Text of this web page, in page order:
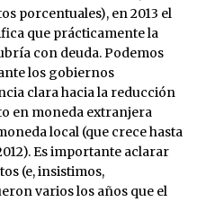
porcentuales), en 2013 el
que prácticamente la
con deuda. Podemos
los gobiernos
clara hacia la reducción
en moneda extranjera
local (que crece hasta
Es importante aclarar
(e, insistimos,
varios los años que el